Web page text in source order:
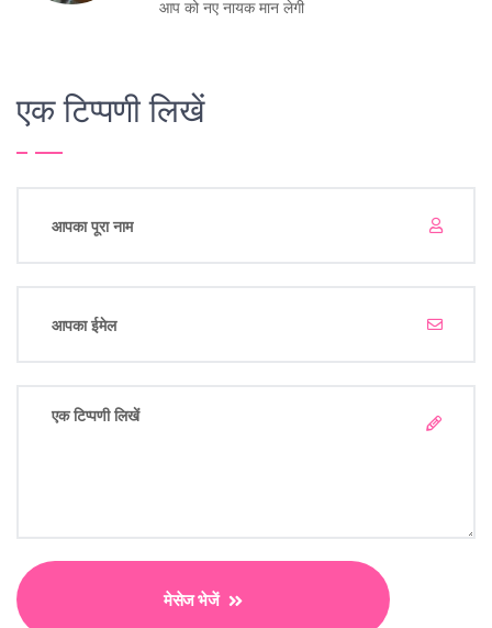
आप को नए नायक मान लेगी
एक टिप्पणी लिखें
मेसेज भेजें